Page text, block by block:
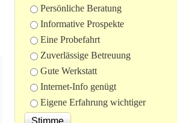
Auswahlmöglichkeiten
Persönliche Beratung
Informative Prospekte
Eine Probefahrt
Zuverlässige Betreuung
Gute Werkstatt
Internet-Info genügt
Eigene Erfahrung wichtiger